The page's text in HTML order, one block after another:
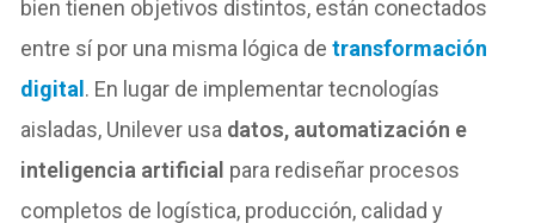
bien tienen objetivos distintos, están conectados
entre sí por una misma lógica detransformación
digital. En lugar de implementar tecnologías
aisladas, Unilever usa datos, automatización e
inteligencia artificial para rediseñar procesos
completos de logística, producción, calidad y